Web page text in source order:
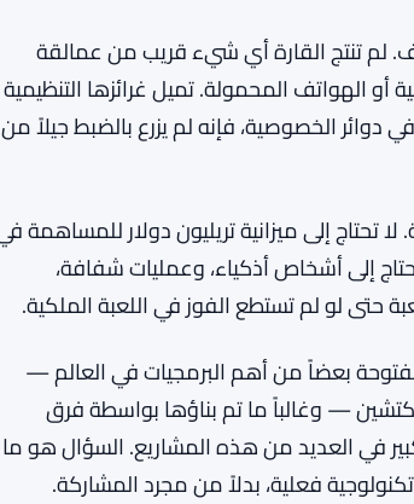
المتخصصة. يرى بوتيرين أن هذا شيء يحتاج
البرمجيات المفتوحة لا يزدهر في العزلة.
مستعدة لمشاركة الكود بدلاً من الاحتفاظ
ثقافي، وليس مجرد تقني — وهذه التحولات
لم تنتج القارة أي شيء قريب من عمالقة
دوائر الخصوصية، فإنه لم يزرع بالضبط جيلاً من
إلى ميزانية تريليون دولار للمساهمة في